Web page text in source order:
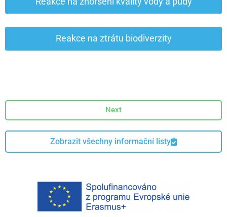
Reakce na ztrátu biodiverzity
Next
Zobrazit všechny informační listy